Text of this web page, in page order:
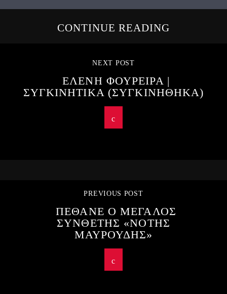
CONTINUE READING
NEXT POST
ΕΛΕΝΗ ΦΟΥΡΕΙΡΑ |
ΣΥΓΚΙΝΗΤΙΚΑ (ΣΥΓΚΙΝΗΘΗΚΑ)
PREVIOUS POST
ΠΕΘΑΝΕ Ο ΜΕΓΑΛΟΣ
ΣΥΝΘΕΤΗΣ «ΝΟΤΗΣ
ΜΑΥΡΟΥΔΗΣ»